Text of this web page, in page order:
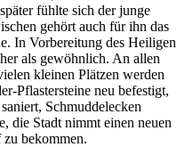
fühlte sich der junge
gehört auch für ihn das
In Vorbereitung des Heiligen
als gewöhnlich. An allen
kleinen Plätzen werden
Pflastersteine neu befestigt,
Schmuddelecken
die Stadt nimmt einen neuen
bekommen.